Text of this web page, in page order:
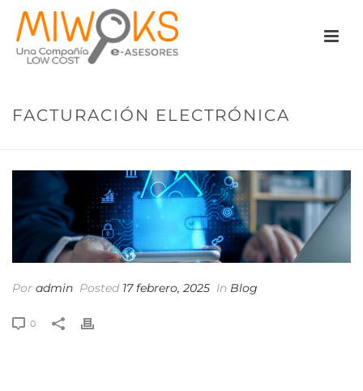
FACTURACIÓN ELECTRÓNICA
Por admin Posted 17 febrero, 2025 In Blog
0